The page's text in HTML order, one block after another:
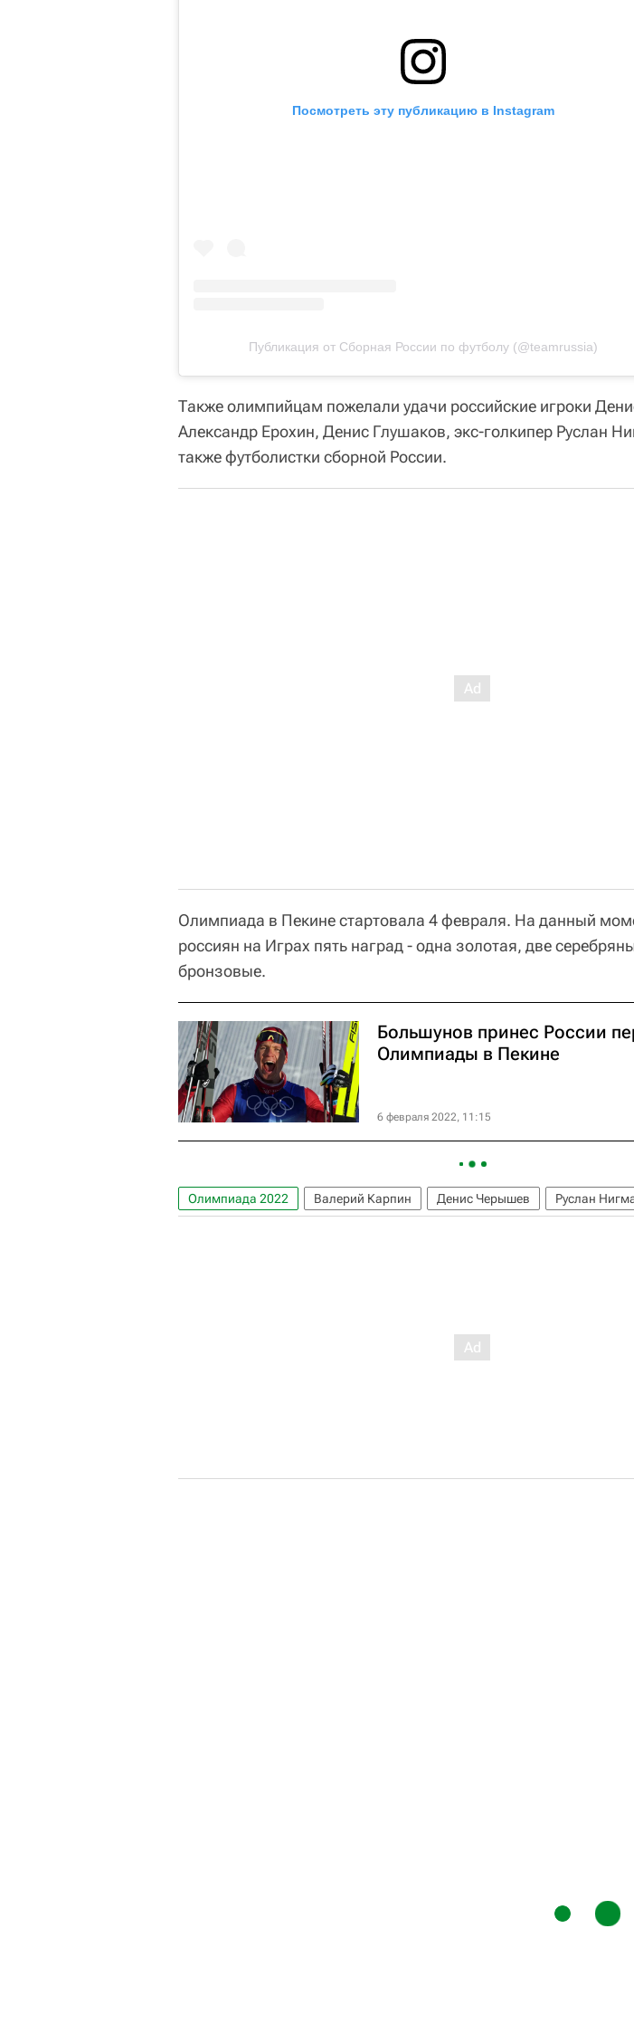
Посмотреть эту публикацию в Instagram
Публикация от Сборная России по футболу (@teamrussia)
Также олимпийцам пожелали удачи российские игроки
Александр Ерохин, Денис Глушаков, экс-голкипер Руслан
также футболистки сборной России.
Олимпиада в Пекине стартовала 4 февраля. На данный
россиян на Играх пять наград - одна золотая, две
бронзовые.
Большунов принес России
Олимпиады в Пекине
6 февраля 2022, 11:15
Олимпиада 2022 Валерий Карпин Денис Черышев Руслан